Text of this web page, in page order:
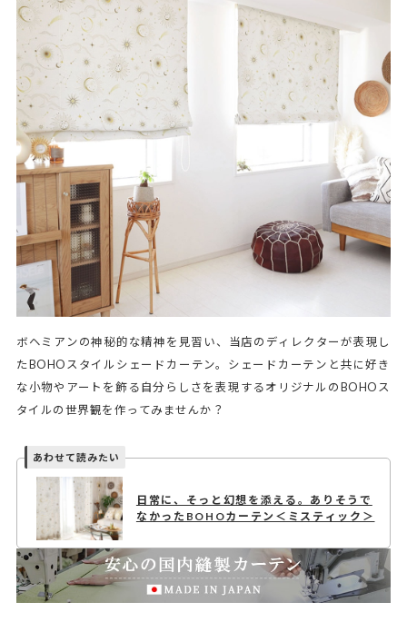
ボヘミアンの神秘的な精神を見習い、当店のディレクターが表現し
たBOHOスタイルシェードカーテン。シェードカーテンと共に好き
な小物やアートを飾る自分らしさを表現するオリジナルのBOHOス
タイルの世界観を作ってみませんか？
日常に、そっと幻想を添える。ありそうで
なかったBOHOカーテン＜ミスティック＞